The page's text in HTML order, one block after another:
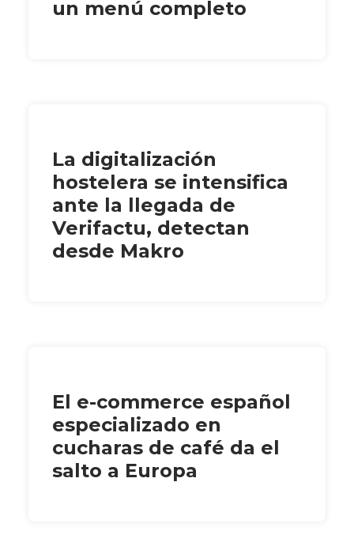
un menú completo
La digitalización
hostelera se intensifica
ante la llegada de
Verifactu, detectan
desde Makro
El e-commerce español
especializado en
cucharas de café da el
salto a Europa